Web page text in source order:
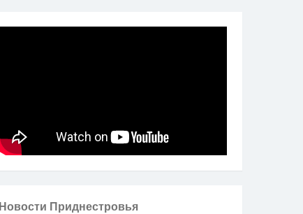
Новости Приднестровья